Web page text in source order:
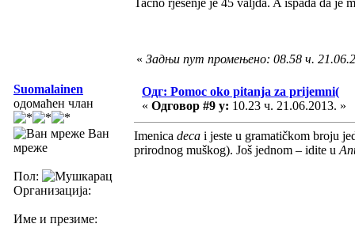
« Задњи пут промењено: 08.58 ч.
Suomalainen
одомаћен члан
Ван
мреже
Пол:
Организација:
Име и презиме:
Одг: Pomoc oko pitanja za prijemni(
« Одговор #9 у: 10.23 ч. 21.06.2013. »
Imenica deca i jeste u gramatičkom broju
prirodnog muškog). Još jednom – idite u